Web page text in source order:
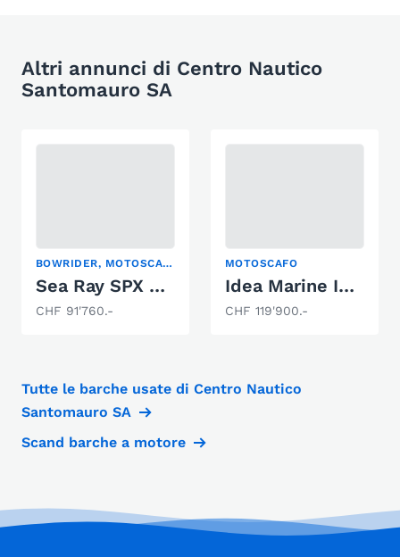
Altri annunci di Centro Nautico
Santomauro SA
BOWRIDER, MOTOSCAFO
Sea Ray SPX 210 Europe
CHF 91'760.-
MOTOSCAFO
Idea Marine Idea 80
CHF 119'900.-
Tutte le barche usate di Centro Nautico
Santomauro SA
Scand barche a motore